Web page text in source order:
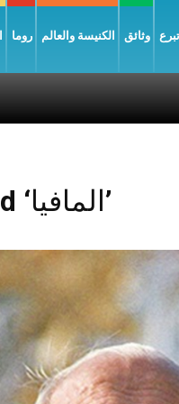
روما الكنيسة والعالم وثائق تبرع
Posts Tagged ‘المافيا’